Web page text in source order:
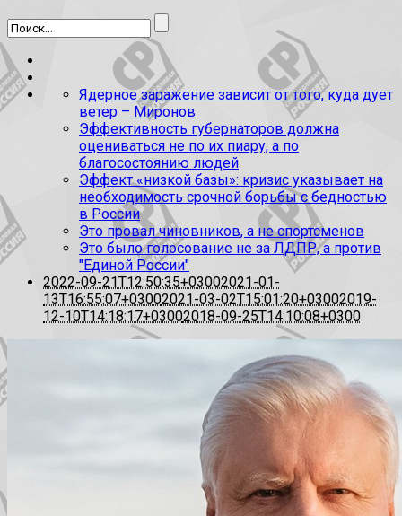
Ядерное заражение зависит от того, куда дует
ветер – Миронов
Эффективность губернаторов должна
оцениваться не по их пиару, а по
благосостоянию людей
Эффект «низкой базы»: кризис указывает на
необходимость срочной борьбы с бедностью
в России
Это провал чиновников, а не спортсменов
Это было голосование не за ЛДПР, а против
"Единой России"
2022-09-21T12:50:35+03002021-01-
13T16:55:07+03002021-03-02T15:01:20+03002019-
12-10T14:18:17+03002018-09-25T14:10:08+0300